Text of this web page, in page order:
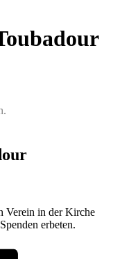
Verein in der Kirche
erbeten.